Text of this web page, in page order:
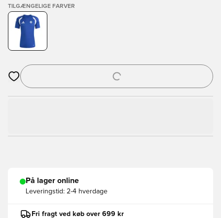
TILGÆNGELIGE FARVER
Åbner en Modal til at logge ind eller tilmelde dig som medlem
På lager online
Leveringstid: 2-4 hverdage
Fri fragt ved køb over 699 kr